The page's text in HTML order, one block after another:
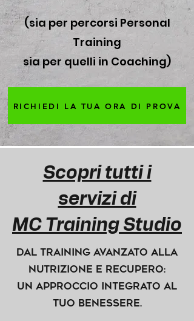
(sia per percorsi Personal
Training
sia per quelli in Coaching)
RICHIEDI LA TUA ORA DI PROVA
Scopri tutti i
servizi di
MC Training Studio
Dal training avanzato alla
nutrizione e recupero:
un approccio integrato al
tuo benessere.